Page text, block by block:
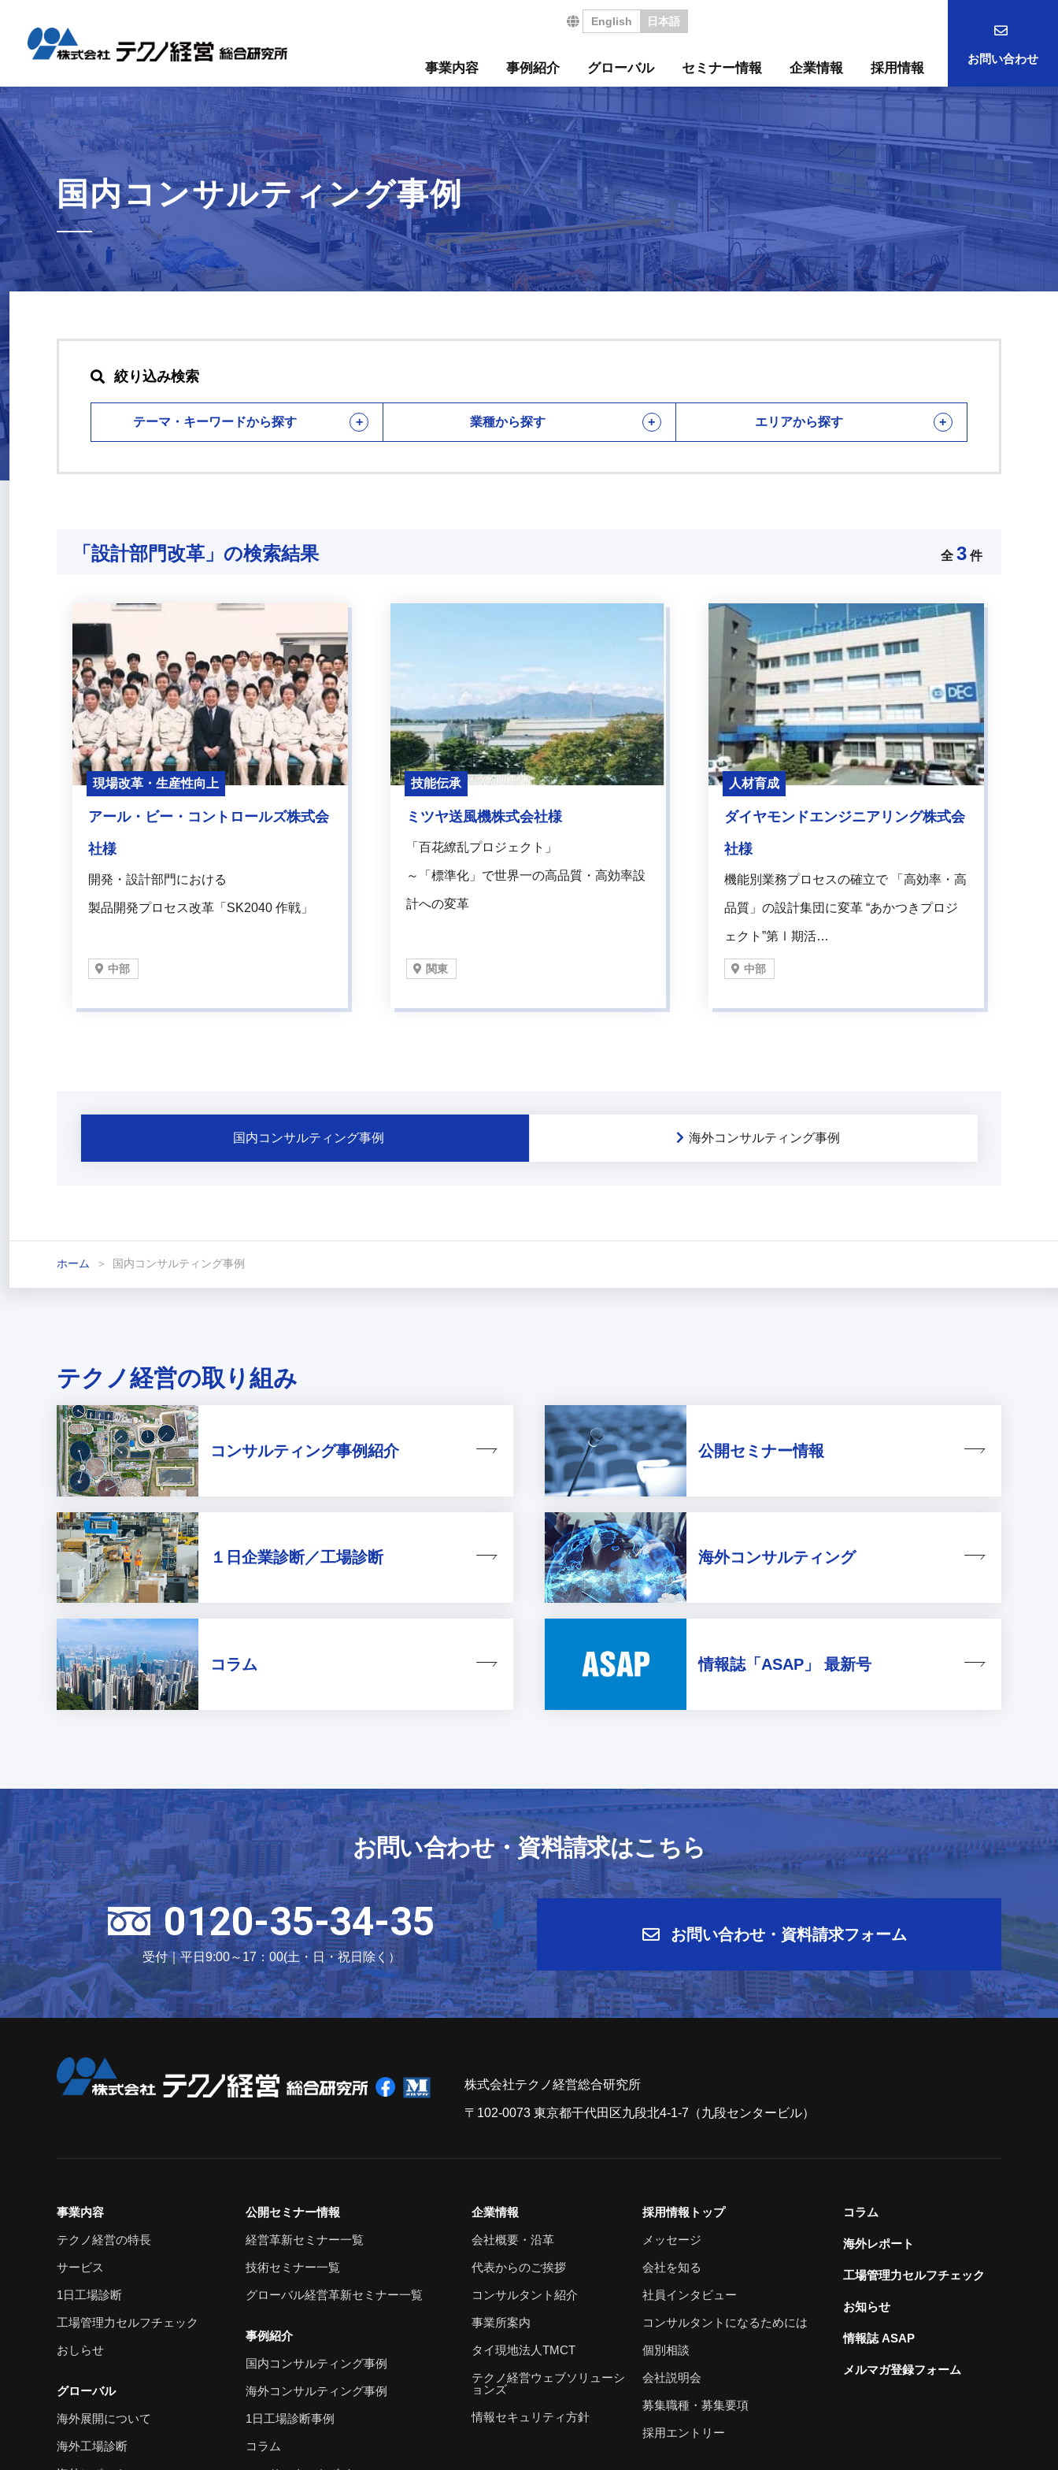
English 日本語
事業内容
事業内容
テクノ経営の特長
1日工場診断 工場管理力セルフチェック
お知らせ
事例紹介
事例紹介
国内コンサルティング事例
1日工場診断事例 コラム
コンサルタントボイス ASAP
グローバル
グローバル
海外展開について
海外レポート
セミナー情報
セミナー情報
経営革新セミナー
グローバル経営革新セミナー
企業情報
企業情報
会社概要・沿革
代表からのご挨拶 事業所案内
タイ現地法人TMCT 情報セキュリティ方針
テクノ経営ウェブソリューションズ
採用情報
採用情報
メッセージ
会社説明会 社員インタビュー
研修・勉強会 コンサルタントになるためには
募集職種・募集要項 採用エントリー
お問い合わせ
国内コンサルティング事例
絞り込み検索
テーマ・キーワードから探す 業種から探す エリアから探す
「設計部門改革」の検索結果 全 3 件
現場改革・生産性向上
アール・ビー・コントロールズ株式会
社様
開発・設計部門における
製品開発プロセス改革「SK2040 作戦」
中部
技能伝承
ミツヤ送風機株式会社様
「百花繚乱プロジェクト」
～「標準化」で世界一の高品質・高効率設
計への変革
関東
人材育成
ダイヤモンドエンジニアリング株式会
社様
機能別業務プロセスの確立で 「高効率・高
品質」の設計集団に変革 “あかつきプロジ
ェクト”第Ⅰ期活…
中部
国内コンサルティング事例 海外コンサルティング事例
ホーム 国内コンサルティング事例
テクノ経営の取り組み
コンサルティング事例紹介 公開セミナー情報
１日企業診断／工場診断 海外コンサルティング
コラム 情報誌「ASAP」 最新号
お問い合わせ・資料請求はこちら
0120-35-34-35
受付｜平日9:00～17：00(土・日・祝日除く）
お問い合わせ・資料請求フォーム
株式会社テクノ経営総合研究所
〒102-0073 東京都干代田区九段北4-1-7（九段センタービル）
事業内容
テクノ経営の特長
サービス
1日工場診断
工場管理力セルフチェック
おしらせ
グローバル
海外展開について
海外工場診断
公開セミナー情報
経営革新セミナー一覧
技術セミナー一覧
グローバル経営革新セミナー一覧
事例紹介
国内コンサルティング事例
海外コンサルティング事例
1日工場診断事例
コラム
企業情報
会社概要・沿革
代表からのご挨拶
コンサルタント紹介
事業所案内
タイ現地法人TMCT
テクノ経営ウェブソリューシ
ョンズ
情報セキュリティ方針
採用情報トップ
メッセージ
会社を知る
社員インタビュー
コンサルタントになるためには
個別相談
会社説明会
募集職種・募集要項
採用エントリー
コラム
海外レポート
工場管理力セルフチェック
お知らせ
情報誌 ASAP
メルマガ登録フォーム